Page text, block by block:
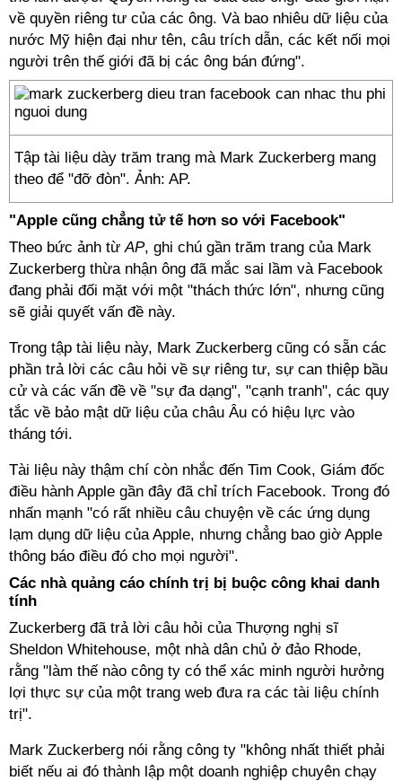
về quyền riêng tư của các ông. Và bao nhiêu dữ liệu của
nước Mỹ hiện đại như tên, câu trích dẫn, các kết nối mọi
người trên thế giới đã bị các ông bán đứng".
Tập tài liệu dày trăm trang mà Mark Zuckerberg mang
theo để "đỡ đòn". Ảnh: AP.
"Apple cũng chẳng tử tế hơn so với Facebook"
Theo bức ảnh từAP, ghi chú gần trăm trang của Mark
Zuckerberg thừa nhận ông đã mắc sai lầm và Facebook
đang phải đối mặt với một "thách thức lớn", nhưng cũng
sẽ giải quyết vấn đề này.
Trong tập tài liệu này, Mark Zuckerberg cũng có sẵn các
phần trả lời các câu hỏi về sự riêng tư, sự can thiệp bầu
cử và các vấn đề về "sự đa dạng", "cạnh tranh", các quy
tắc về bảo mật dữ liệu của châu Âu có hiệu lực vào
tháng tới.
Tài liệu này thậm chí còn nhắc đến Tim Cook, Giám đốc
điều hành Apple gần đây đã chỉ trích Facebook. Trong đó
nhấn mạnh "có rất nhiều câu chuyện về các ứng dụng
lạm dụng dữ liệu của Apple, nhưng chẳng bao giờ Apple
thông báo điều đó cho mọi người".
Các nhà quảng cáo chính trị bị buộc công khai danh
tính
Zuckerberg đã trả lời câu hỏi của Thượng nghị sĩ
Sheldon Whitehouse, một nhà dân chủ ở đảo Rhode,
rằng "làm thế nào công ty có thể xác minh người hưởng
lợi thực sự của một trang web đưa ra các tài liệu chính
trị".
Mark Zuckerberg nói rằng công ty "không nhất thiết phải
biết nếu ai đó thành lập một doanh nghiệp chuyên chạy